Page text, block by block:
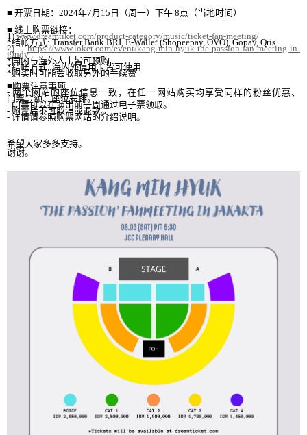
■ 开票日期： 2024年7 月 15 日（周一）下午 8 点（当地时间）
■ 线 上购票链接：
1)www.dreamtiket.com/product-category/music/ticket-fan-meeting/
*结帐方式: Transfer Bank BRI, E-Wallet (Shopeepay, OVO), Gopay, Qris
2)https://www.loket.com/event/kang-min-hyuk-the-passion-fan-meeting-in-
i9udy
*国内与海外人士皆可预购
*结帐方式:海内外信用卡皆可使用
*购买时可能会收取另外的手续费
■购票注意事项
-两个网站的座位信息一致，在任一网站购买均享受同样的粉丝优惠、
门票金额、座位安排。
- 门票可以在演出前一周通过电子票领取。
- 购票后不可取消或退款。
- 详情请参照购票网站的介绍说明。
希望大家多多支持。
谢谢。